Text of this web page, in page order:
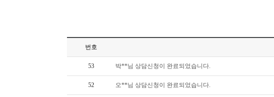
번호
53 박**님 상담신청이 완료되었습니다.
52 오**님 상담신청이 완료되었습니다.